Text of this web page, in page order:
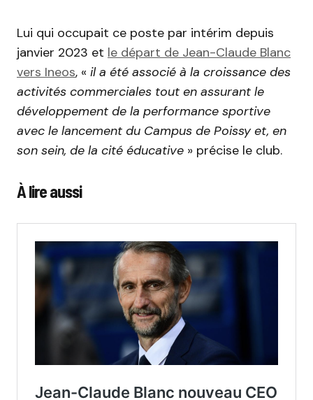
Lui qui occupait ce poste par intérim depuis
janvier 2023 et le départ de Jean-Claude Blanc
vers Ineos, « il a été associé à la croissance des
activités commerciales tout en assurant le
développement de la performance sportive
avec le lancement du Campus de Poissy et, en
son sein, de la cité éducative » précise le club.
À lire aussi